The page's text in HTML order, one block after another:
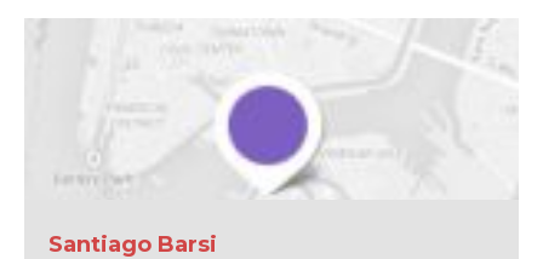
Santiago Barsi